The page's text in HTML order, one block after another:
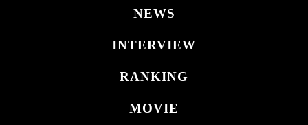
NEWS
INTERVIEW
RANKING
MOVIE